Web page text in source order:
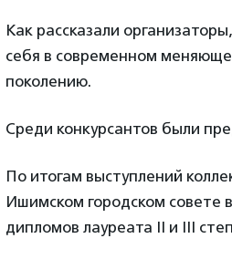
Как рассказали
себя в современном
поколению.
Среди конкурсантов были
По итогам выступлений
Ишимском городском
дипломов лауреата II и III